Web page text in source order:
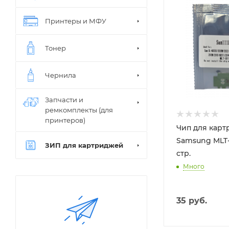
Черный
Ресурс, стр.
Совместимые
устройства
Samsung ML-
,
M2022,
SL-M2070,
Samsung
SL-M2070FW
Samsung
SL-M2070W
Samsung
Чип для
Samsung MLT-
стр.
Много
35 руб.
Принтеры и МФУ
Тонер
Чернила
Запчасти и
ремкомплекты (для
принтеров)
ЗИП для картриджей